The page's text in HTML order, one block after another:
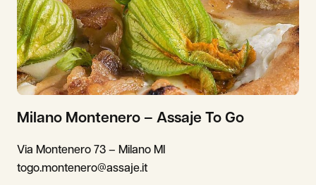
Milano Montenero – Assaje To Go
Via Montenero 73 – Milano MI
togo.montenero@assaje.it